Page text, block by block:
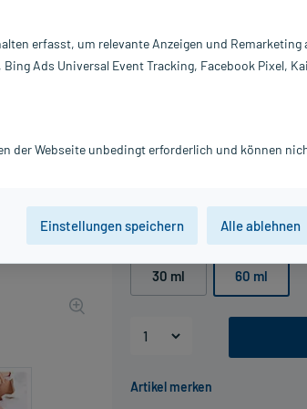
20,09 € UVP 23,45 € 201
Packungseinheit
30 ml 60 ml
PZN:
Hersteller:
erfasst, um relevante Anzeigen und Remarketing
Ads Universal Event Tracking, Facebook Pixel,
der Webseite unbedingt erforderlich und können
Einstellungen speichern Alle ablehnen